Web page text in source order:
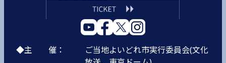
◆主 催：
ご当地よいどれ市実行委員会(文化